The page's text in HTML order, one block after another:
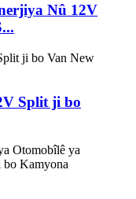
Nû 12V
Split ji bo